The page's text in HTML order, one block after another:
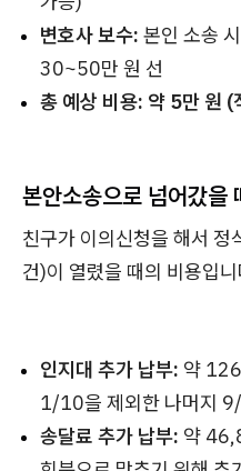
변호사 보수: 본인 소송
30~50만 원 선
총 예상 비용: 약 5만 원 (
본안소송으로 넘어갔을
친구가 이의신청을 해서
건)이 열렸을 때의 비용입니
인지대 추가 납부: 약
1/10을 제외한 나머지
송달료 추가 납부: 약